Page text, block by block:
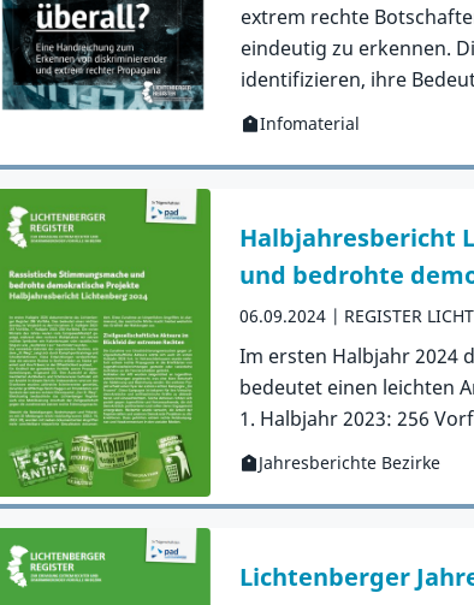
extrem rechte
eindeutig zu erkennen.
identifizieren, ihre
Kategorie:
Infomaterial
Zur Publikation
Halbjahresbericht
und bedrohte
06.09.2024 REGISTER
Im ersten Halbjahr 2024
bedeutet einen leichten
1. Halbjahr 2023: 256
Kategorie:
Jahresberichte Bezirke
Zur Publikation
Lichtenberger